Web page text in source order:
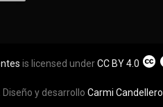
is licensed underCC BY 4.0
. Diseño y desarrollo Carmi Candellero